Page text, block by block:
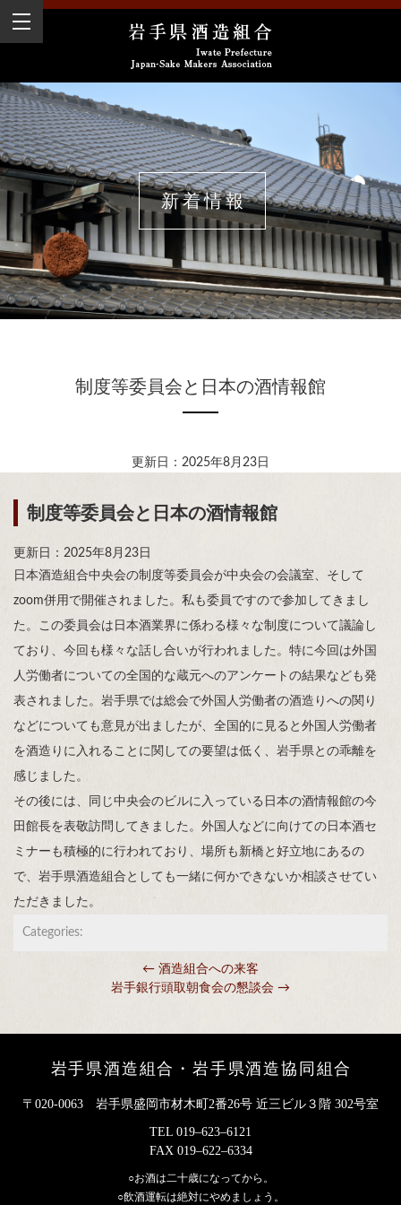
新着情報
制度等委員会と日本の酒情報館
更新日：2025年8月23日
制度等委員会と日本の酒情報館
更新日：2025年8月23日
日本酒造組合中央会の制度等委員会が中央会の会議室、そして
zoom併用で開催されました。私も委員ですので参加してきまし
た。この委員会は日本酒業界に係わる様々な制度について議論し
ており、今回も様々な話し合いが行われました。特に今回は外国
人労働者についての全国的な蔵元へのアンケートの結果なども発
表されました。岩手県では総会で外国人労働者の酒造りへの関り
などについても意見が出ましたが、全国的に見ると外国人労働者
を酒造りに入れることに関しての要望は低く、岩手県との乖離を
感じました。
その後には、同じ中央会のビルに入っている日本の酒情報館の今
田館長を表敬訪問してきました。外国人などに向けての日本酒セ
ミナーも積極的に行われており、場所も新橋と好立地にあるの
で、岩手県酒造組合としても一緒に何かできないか相談させてい
ただきました。
Categories:
投稿ナビゲーション
← 酒造組合への来客
岩手銀行頭取朝食会の懇談会 →
岩手県酒造組合・岩手県酒造協同組合
〒020-0063 岩手県盛岡市材木町2番26号 近三ビル３階 302号室
TEL 019–623–6121
FAX 019–622–6334
○お酒は二十歳になってから。
○飲酒運転は絶対にやめましょう。